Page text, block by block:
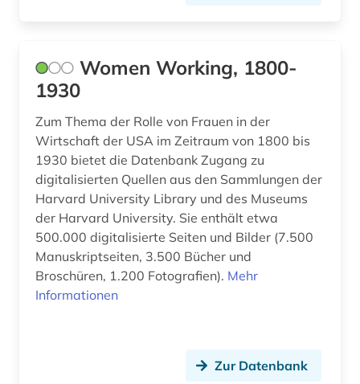
brahms-institut (1)
bratislava (1)
braunschweig (1)
bremen (2)
brief (2)
briefsammlung (1)
bronze (1)
Women Working, 1800-
1930
Zum Thema der Rolle von Frauen in der
Wirtschaft der USA im Zeitraum von 1800 bis
1930 bietet die Datenbank Zugang zu
digitalisierten Quellen aus den Sammlungen der
Harvard University Library und des Museums
der Harvard University. Sie enthält etwa
500.000 digitalisierte Seiten und Bilder (7.500
Manuskriptseiten, 3.500 Bücher und
Broschüren, 1.200 Fotografien). Mehr
Informationen
Zur Datenbank